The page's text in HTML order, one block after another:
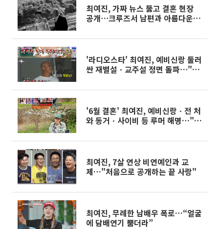
최여진, 가짜 뉴스 뚫고 결혼 현장
공개⋯크루즈서 남편과 아름다운 웨
'라디오스타' 최여진, 예비신랑 둘러
싼 재벌설ㆍ교주설 정면 돌파⋯"그
'6월 결혼' 최여진, 예비신랑ㆍ전 처
와 동거ㆍ사이비 등 루머 해명…"같
해"
최여진, 7살 연상 비연예인과 교
제…"처음으로 공개하는 끝 사랑"
최여진, 무례한 남배우 폭로…“얼굴
에 담배연기 뿜더라”